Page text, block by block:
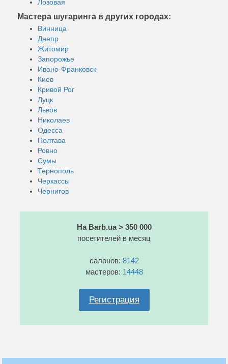
Лозовая
Мастера шугаринга в других городах:
Винница
Днепр
Житомир
Запорожье
Ивано-Франковск
Киев
Кривой Рог
Луцк
Львов
Николаев
Одесса
Полтава
Ровно
Сумы
Тернополь
Черкассы
Чернигов
На Barb.ua > 350 000
посетителей в месяц
салонов: 8142
мастеров: 14448
Регистрация